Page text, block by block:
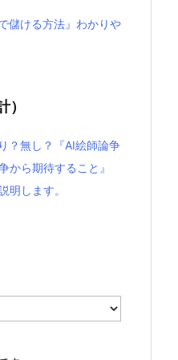
儲ける方法』わかりや
）
？無し？『AI絵師論争
から期待すること』
明します。